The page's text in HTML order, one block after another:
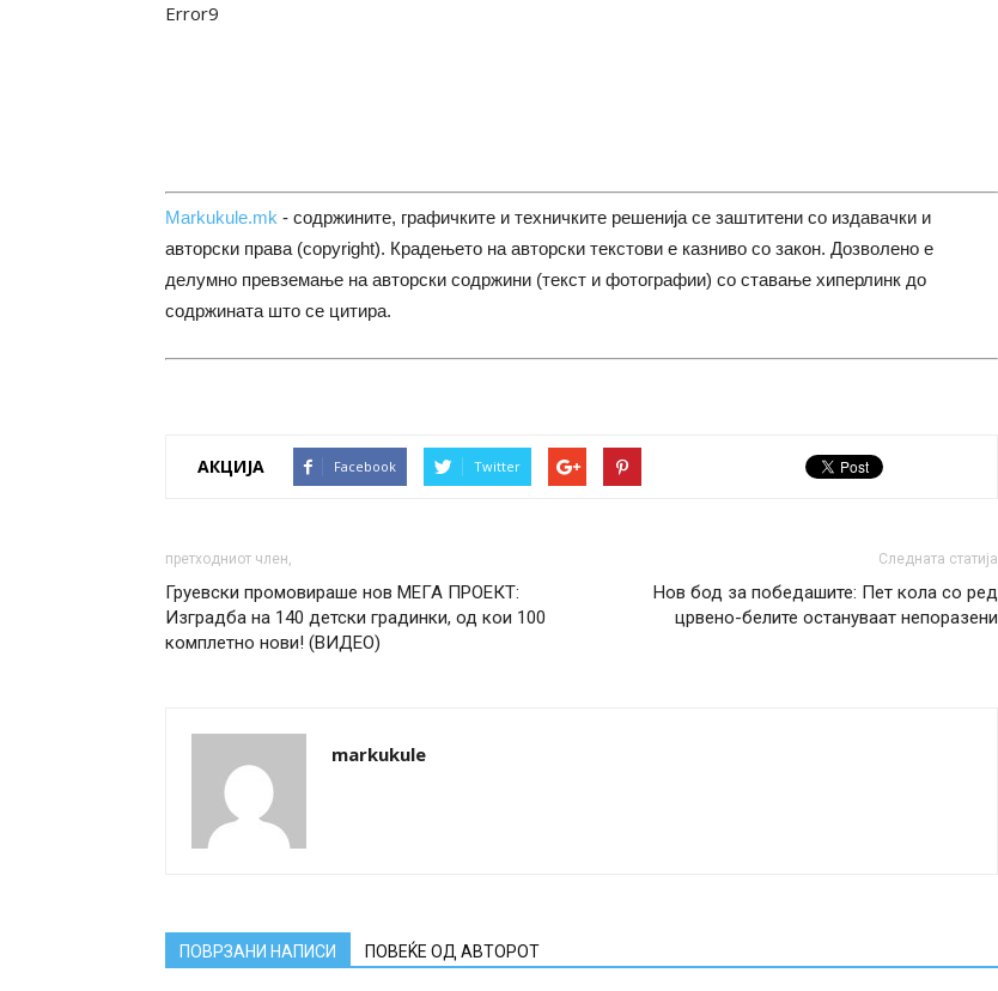
Error9
Markukule.mk - содржините, графичките и техничките решенија се заштитени со издавачки и
авторски права (copyright). Крадењето на авторски текстови е казниво со закон. Дозволено е
делумно превземање на авторски содржини (текст и фотографии) со ставање хиперлинк до
содржината што се цитира.
АКЦИЈА Facebook Twitter
претходниот член,
Груевски промовираше нов МЕГА ПРОЕКТ:
Изградба на 140 детски градинки, од кои 100
комплетно нови! (ВИДЕО)
Следната статија
Нов бод за победашите: Пет кола со ред
црвено-белите остануваат непоразени
markukule
ПОВРЗАНИ НАПИСИ ПОВЕЌЕ ОД АВТОРОТ